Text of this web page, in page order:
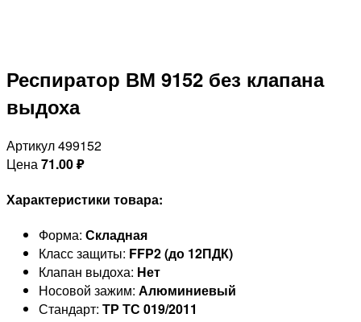
Респиратор ВМ 9152 без клапана
выдоха
Артикул 499152
Цена71.00₽
Характеристики товара:
Форма: Складная
Класс защиты: FFP2 (до 12ПДК)
Клапан выдоха: Нет
Носовой зажим: Алюминиевый
Стандарт: ТР ТС 019/2011